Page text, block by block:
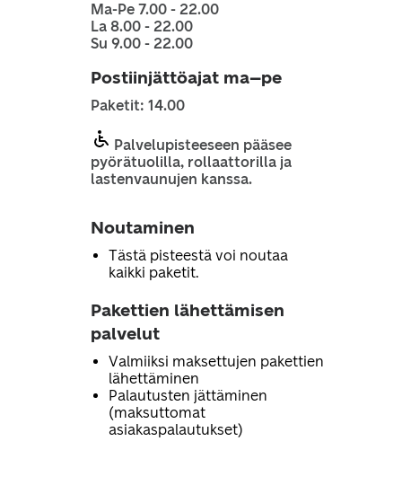
Ma-Pe 7.00 - 22.00
La 8.00 - 22.00
Su 9.00 - 22.00
Postiinjättöajat ma–pe
Paketit: 14.00
Palvelupisteeseen pääsee
pyörätuolilla, rollaattorilla ja
lastenvaunujen kanssa.
Noutaminen
Tästä pisteestä voi noutaa
kaikki paketit.
Pakettien lähettämisen
palvelut
Valmiiksi maksettujen pakettien
lähettäminen
Palautusten jättäminen
(maksuttomat
asiakaspalautukset)